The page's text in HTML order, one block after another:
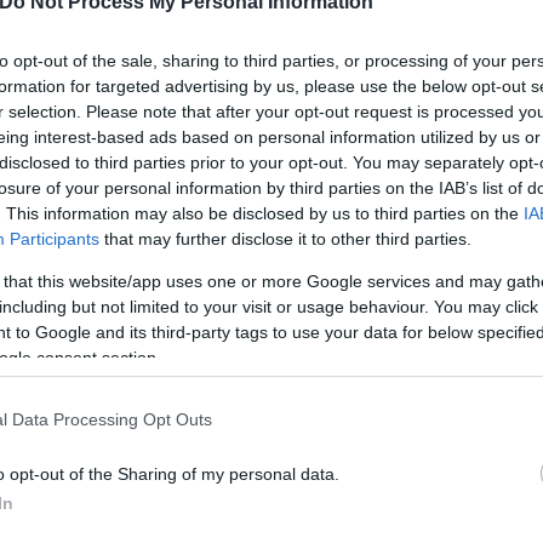
opt-out of the sale, sharing to third parties, or processing of your
for targeted advertising by us, please use the below opt-out
selection. Please note that after your opt-out request is processed
interest-based ads based on personal information utilized by us
to third parties prior to your opt-out. You may separately
of your personal information by third parties on the IAB’s list of
This information may also be disclosed by us to third parties on the
Participants that may further disclose it to other third parties.
that this website/app uses one or more Google services and may
but not limited to your visit or usage behaviour. You may
to Google and its third-party tags to use your data for below
consent section.
Data Processing Opt Outs
opt-out of the Sharing of my personal data.
της πλήρους
κλειστά ακίνητα
Κώστας
Αντωνάκος